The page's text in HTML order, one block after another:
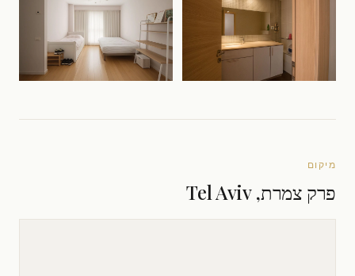
מיקום
פרק צמרת, Tel Aviv